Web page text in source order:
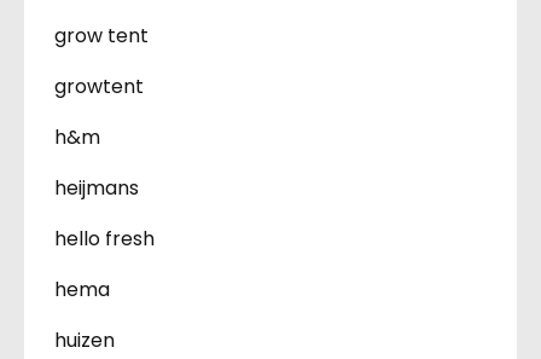
grow tent
growtent
h&m
heijmans
hello fresh
hema
huizen